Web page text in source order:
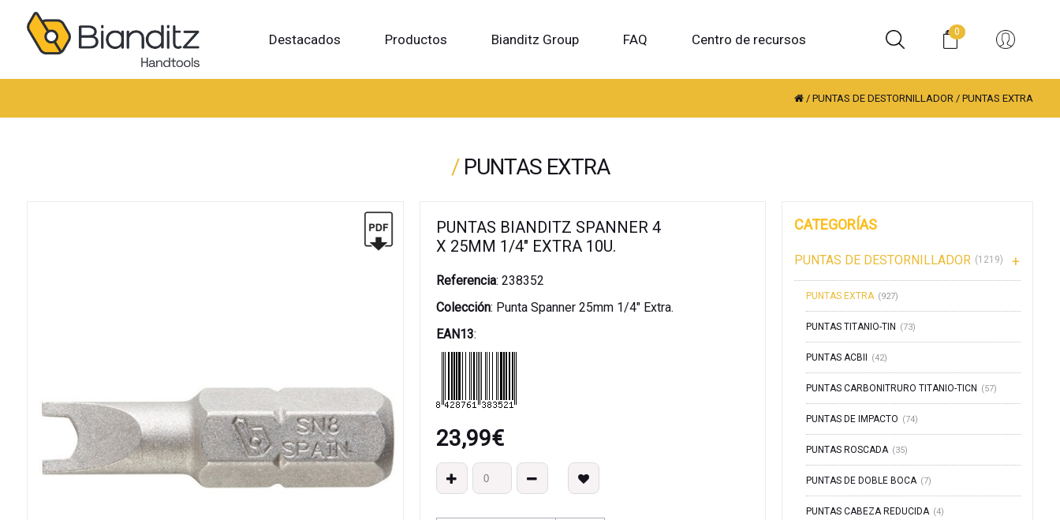
0
Destacados Productos Bianditz Group FAQ Centro de recursos
/PUNTAS DE DESTORNILLADOR /PUNTAS EXTRA
/ PUNTAS EXTRA
PUNTAS BIANDITZ SPANNER 4
X 25MM 1/4" EXTRA 10U.
Referencia: 238352
Colección: Punta Spanner 25mm 1/4" Extra.
EAN13:
23,99€
CATEGORÍAS
PUNTAS DE DESTORNILLADOR (1219)
PUNTAS EXTRA (927)
PUNTAS TITANIO-TIN (73)
PUNTAS ACBII (42)
PUNTAS CARBONITRURO TITANIO-TICN (57)
PUNTAS DE IMPACTO (74)
PUNTAS ROSCADA (35)
PUNTAS DE DOBLE BOCA (7)
PUNTAS CABEZA REDUCIDA (4)